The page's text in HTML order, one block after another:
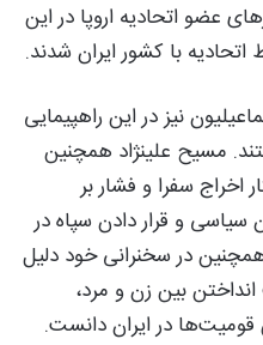
عضو اتحادیه اروپا در این
با کشور ایران شدند.
نیز در این راهپیمایی
مسیح علینژاد همچنین
اخراج سفرا و فشار بر
سیاسی و قرار دادن سپاه در
در سخنرانی خود دلیل
بین زن و مرد،
در ایران دانست.